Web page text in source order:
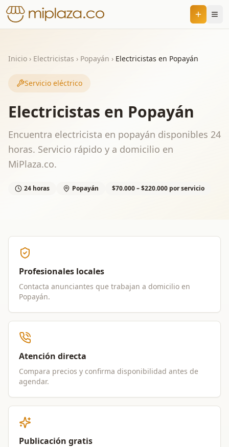
Inicio › Electricistas › Popayán › Electricistas en Popayán
Servicio eléctrico
Electricistas en Popayán
Encuentra electricista en popayán disponibles 24
horas. Servicio rápido y a domicilio en
MiPlaza.co.
24 horas Popayán $70.000 – $220.000 por servicio
Profesionales locales
Contacta anunciantes que trabajan a domicilio en
Popayán.
Atención directa
Compara precios y confirma disponibilidad antes de
agendar.
Publicación gratis